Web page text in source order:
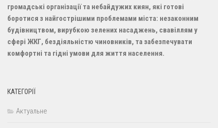
громадські організації та небайдужих киян, які готові
боротися з найгострішими проблемами міста: незаконним
будівництвом, вирубкою зелених насаджень, свавіллям у
сфері ЖКГ, бездіяльністю чиновників, та забезпечувати
комфортні та гідні умови для життя населення.
КАТЕГОРІЇ
Актуальне